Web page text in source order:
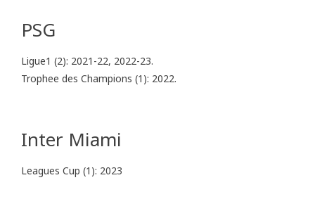
PSG
Ligue1 (2): 2021-22, 2022-23.
Trophee des Champions (1): 2022.
Inter Miami
Leagues Cup (1): 2023